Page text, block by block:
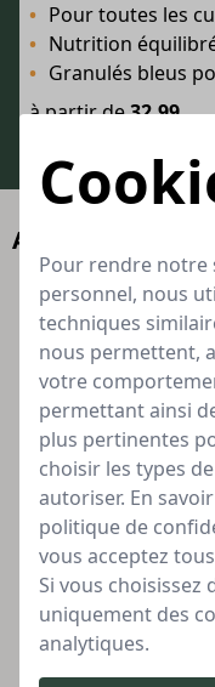
Pour rendre notre
personnel, nous
techniques
nous permettent,
votre
permettant ainsi
plus pertinentes
choisir les types
autoriser. En
politique de
vous acceptez
Si vous choisissez
uniquement des
analytiques.
Pour toutes les
Nutrition
Granulés bleus pour
à partir de32,99
Alternatives